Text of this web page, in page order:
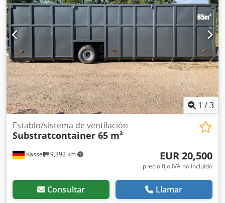
1 /3
Kassel 9,392 km
Establo/sistema de ventilación
Substratcontainer 65 m³
EUR 20,500
precio fijo IVA no incluído
Consultar Llamar